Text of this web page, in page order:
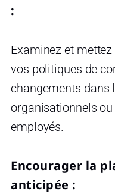
:
Examinez et
vos politiques de
changements dans
organisationnels
employés.
Encourager la
anticipée :